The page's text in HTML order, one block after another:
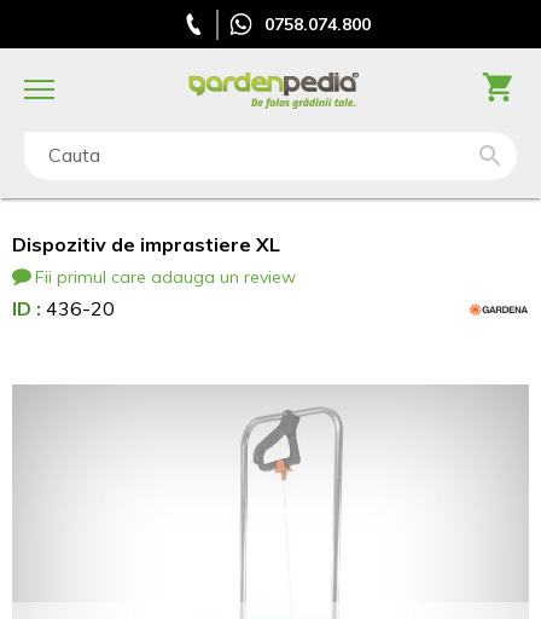
0758.074.800
Cauta
Dispozitiv de imprastiere XL
Fii primul care adauga un review
ID : 436-20